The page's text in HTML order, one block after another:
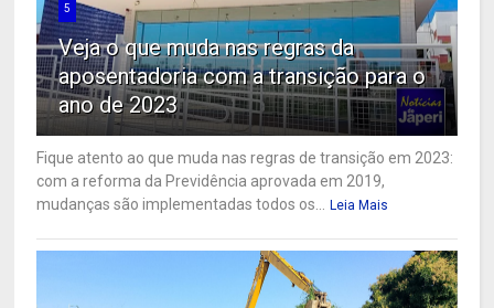
5
Veja o que muda nas regras da
aposentadoria com a transição para o
ano de 2023
Fique atento ao que muda nas regras de transição em 2023:
com a reforma da Previdência aprovada em 2019,
mudanças são implementadas todos os...
Leia Mais